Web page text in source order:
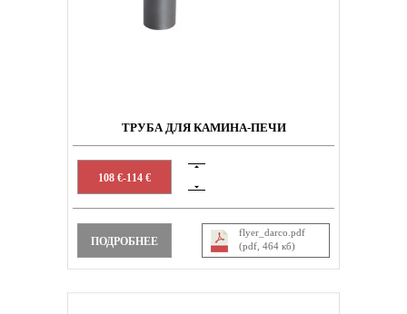
ТРУБА ДЛЯ КАМИНА-ПЕЧИ
108 €-114 €
ПОДРОБНЕЕ
flyer_darco.pdf
(pdf, 464 кб)